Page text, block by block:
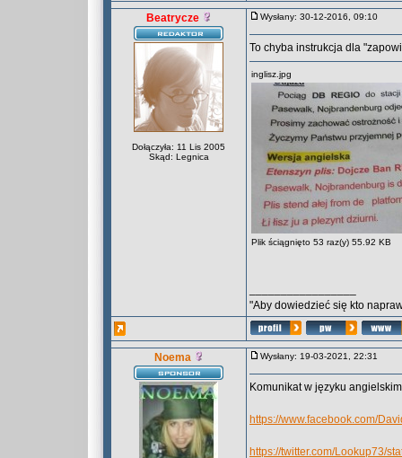
Beatrycze
Dołączyła: 11 Lis 2005
Skąd: Legnica
Wysłany: 30-12-2016, 09:10
To chyba instrukcja dla
inglisz.jpg
Plik ściągnięto 53 raz(y) 55.92 KB
"Aby dowiedzieć się kto
Noema Wysłany: 19-03-2021, 22:31
Komunikat w języku
https://www.facebook.com/
https://twitter.com/Lookup73/